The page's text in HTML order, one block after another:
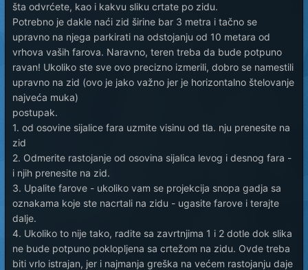
šta odvrćete, kao i kakvu sliku crtate po zidu.
Potrebno je dakle naći zid širine bar 3 metra i tačno se
upravno na njega parkirati na odstojanju od 10 metara od
vrhova vaših farova. Naravno, teren treba da bude potpuno
ravan! Ukoliko ste sve ovo precizno izmerili, dobro se namestili
upravno na zid (ovo je jako važno jer je horizontalno štelovanje
najveća muka)
postupak.
1. od osovine sijalice fara uzmite visinu od tla. nju prenesite na
zid
2. Odmerite rastojanje od osovina sijalica levog i desnog fara -
i njih prenesite na zid.
3. Upalite farove - ukoliko vam se projekcija snopa gadja sa
oznakama koje ste nacrtali na zidu - ugasite farove i terajte
dalje.
4. Ukoliko to nije tako, radite sa zavrtnjima 1 i 2 dotle dok slika
ne bude potpuno poklopljena sa crtežom na zidu. Ovde treba
biti vrlo istrajan, jer i najmanja greška na većem rastojanju daje